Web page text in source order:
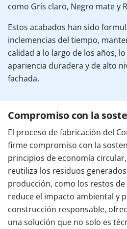
como Gris claro, Negro mate y
Estos acabados han sido
inclemencias del tiempo,
calidad a lo largo de los años,
apariencia duradera y de alto
fachada.
Compromiso con la
El proceso de fabricación del
firme compromiso con la
principios de economía
reutiliza los residuos
producción, como los restos de
reduce el impacto ambiental y
construcción responsable,
una solución que no solo es